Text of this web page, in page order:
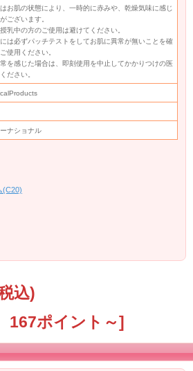
はお肌の状態により、一時的に赤みや、乾燥気味に感じ
ございます。
乳中の方のご使用は避けてください。
には必ずパッチテストをしてお肌に異常が無いことを確
使用ください。
常を感じた場合は、即刻使用を中止してかかりつけの医
ださい。
ナショナル
(C20)
込)
ポイント～]